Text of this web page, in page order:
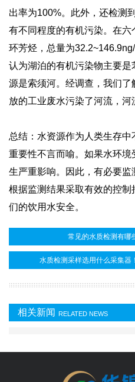
出率为100%。此外，还检测
有不同程度的有机污染。在
环芳烃，总量为
认为湖泊的有机污染物主要
源是索须河。经调查，我们
放的工业废水污染了河流，河
总结：水资源作为人类生存
重要性不言而喻。如果水环
生严重影响。因此，有必要
根据监测结果采取有效的控制
们的饮用水安全。
常见的水质检测有哪
水质检测采样选用什么采集器
相关新闻 RELATED NEWS